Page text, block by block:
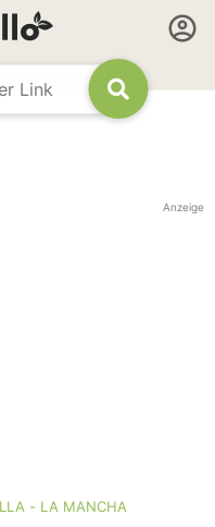
Anzeige
- LA MANCHA